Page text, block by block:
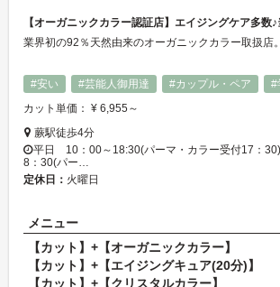
【オーガニックカラー認証店】エイジングケア多数♪
#安い
#芸能人御用達 #カップル・ペア #
カット単価： ¥ 6,955～
蕨駅徒歩4分
平日 10：00～18:30(パーマ・カラー受付17：
8：30(パー…
定休日： 火曜日
メニュー
【カット】+【オーガニックカラー】
【カット】+【エイジングキュア(20分)】
【カット】+【クリスタルカラー】